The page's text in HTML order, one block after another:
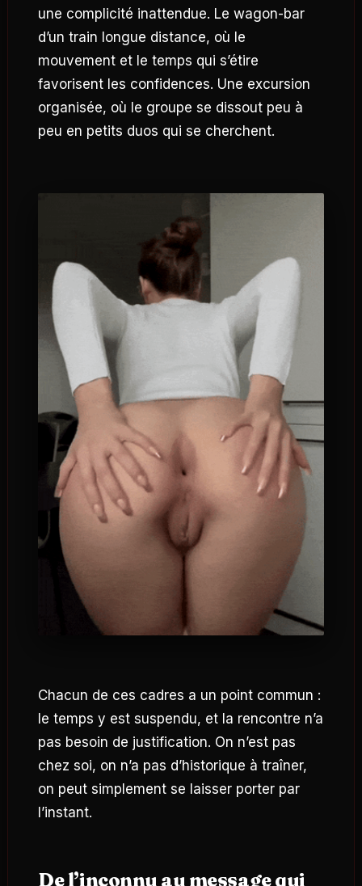
une complicité inattendue. Le wagon-bar
d’un train longue distance, où le
mouvement et le temps qui s’étire
favorisent les confidences. Une excursion
organisée, où le groupe se dissout peu à
peu en petits duos qui se cherchent.
Chacun de ces cadres a un point commun :
le temps y est suspendu, et la rencontre n’a
pas besoin de justification. On n’est pas
chez soi, on n’a pas d’historique à traîner,
on peut simplement se laisser porter par
l’instant.
De l’inconnu au message qui